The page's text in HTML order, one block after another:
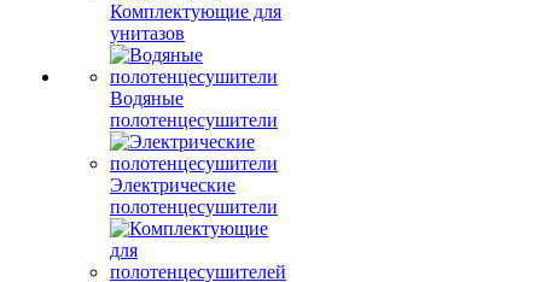
Комплектующие для
унитазов
Водяные
полотенцесушители
Электрические
полотенцесушители